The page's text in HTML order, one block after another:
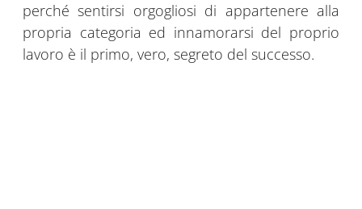
perché sentirsi orgogliosi di appartenere alla
propria categoria ed innamorarsi del proprio
lavoro è il primo, vero, segreto del successo.